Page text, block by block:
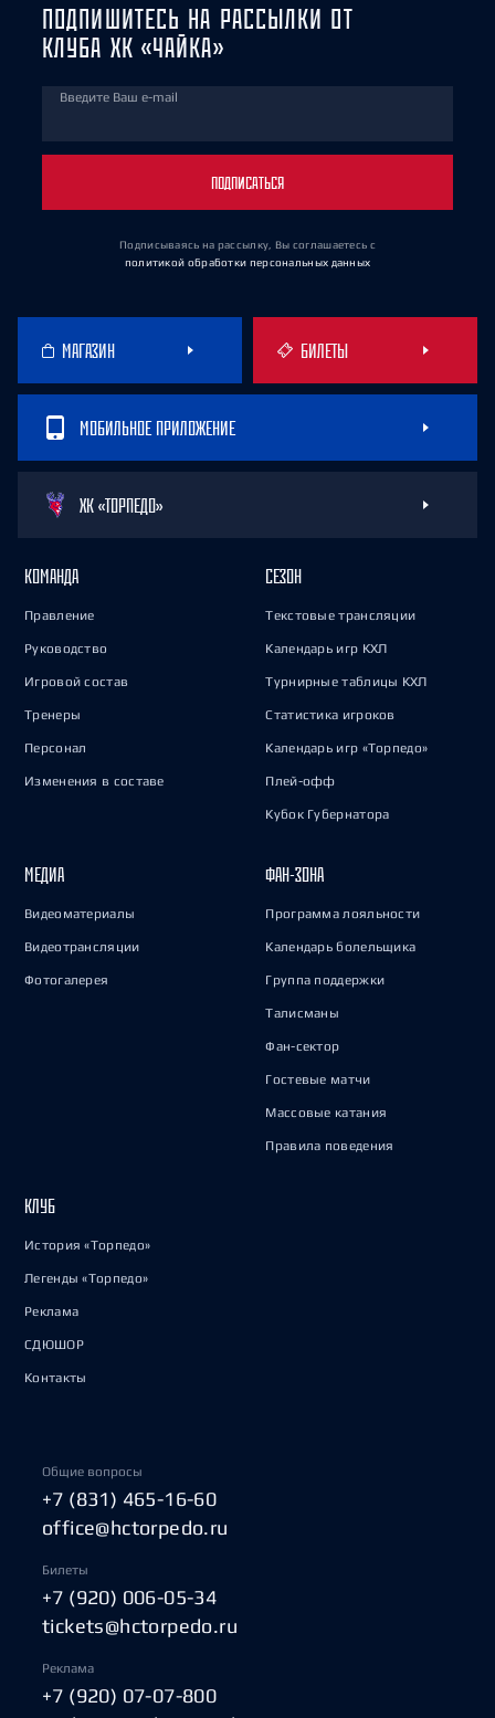
ПОДПИШИТЕСЬ НА РАССЫЛКИ ОТ
КЛУБА ХК «ЧАЙКА»
Введите Ваш e-mail
ПОДПИСАТЬСЯ
Подписываясь на рассылку, Вы соглашаетесь с
политикой обработки персональных данных
МАГАЗИН БИЛЕТЫ
МОБИЛЬНОЕ ПРИЛОЖЕНИЕ
ХК «ТОРПЕДО»
КОМАНДА
Правление
Руководство
Игровой состав
Тренеры
Персонал
Изменения в составе
СЕЗОН
Текстовые трансляции
Календарь игр КХЛ
Турнирные таблицы КХЛ
Статистика игроков
Календарь игр «Торпедо»
Плей-офф
Кубок Губернатора
МЕДИА
Видеоматериалы
Видеотрансляции
Фотогалерея
ФАН-ЗОНА
Программа лояльности
Календарь болельщика
Группа поддержки
Талисманы
Фан-сектор
Гостевые матчи
Массовые катания
Правила поведения
КЛУБ
История «Торпедо»
Легенды «Торпедо»
Реклама
СДЮШОР
Контакты
Общие вопросы
+7 (831) 465-16-60
office@hctorpedo.ru
Билеты
+7 (920) 006-05-34
tickets@hctorpedo.ru
Реклама
+7 (920) 07-07-800